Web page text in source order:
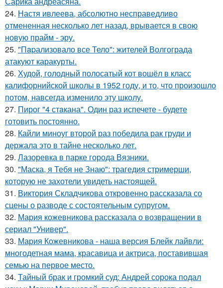
24. Настя ивлеева, абсолютно несправедливо
отмененная несколько лет назад, врывается в свою
новую прайм - эру.
25. "Пapализовало все Тело": жителей Волгограда
атакуют каракурты.
26. Худой, голодный полосатый кот вошёл в класс
калифорнийской школы в 1952 году, и то, что произошло
потом, навсегда изменило эту школу.
27. Пирог "4 стaкана". Один раз испечете - будете
готовить постоянно.
28. Кайли миноуг второй раз победила рак груди и
держала это в тайне несколько лет.
29. Лазоревка в парке города Вязники.
30. "Маска, я Тебя не Знаю": трагедия стримерши,
которую не захотели увидеть настоящей.
31. Виктория Складчикова откровенно рассказала со
сцены о разводе с состоятельным супругом.
32. Мария кожевникова рассказала о возвращении в
сериал "Универ".
33. Мария Кожевникова - наша версия Блейк лайвли:
многодетная мама, красавица и актриса, поставившая
семью на первое место.
34. Тайный брак и громкий суд: Андрей сорока подал